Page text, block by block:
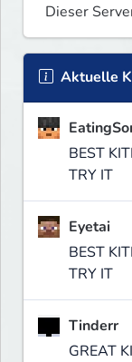
Dieser
Aktuelle
BEST
TRY IT
Eyetai
BEST
TRY IT
Tinderr
GREAT